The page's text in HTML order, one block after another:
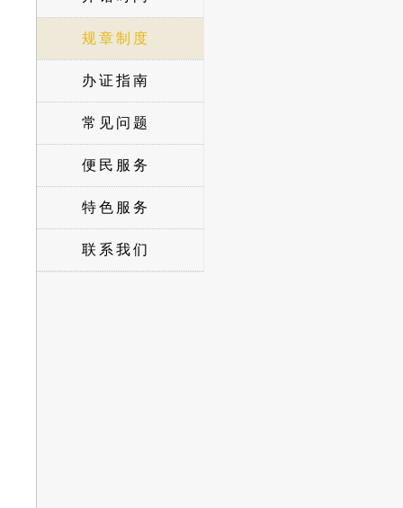
规章制度
办证指南
常见问题
便民服务
特色服务
联系我们